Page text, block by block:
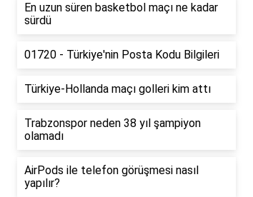
En uzun süren basketbol maçı ne kadar
sürdü
01720 - Türkiye'nin Posta Kodu Bilgileri
Türkiye-Hollanda maçı golleri kim attı
Trabzonspor neden 38 yıl şampiyon
olamadı
AirPods ile telefon görüşmesi nasıl
yapılır?